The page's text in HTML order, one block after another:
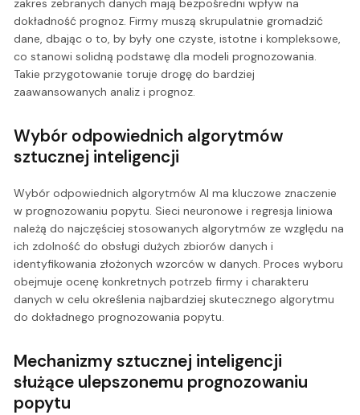
zakres zebranych danych mają bezpośredni wpływ na
dokładność prognoz. Firmy muszą skrupulatnie gromadzić
dane, dbając o to, by były one czyste, istotne i kompleksowe,
co stanowi solidną podstawę dla modeli prognozowania.
Takie przygotowanie toruje drogę do bardziej
zaawansowanych analiz i prognoz.
Wybór odpowiednich algorytmów
sztucznej inteligencji
Wybór odpowiednich algorytmów AI ma kluczowe znaczenie
w prognozowaniu popytu. Sieci neuronowe i regresja liniowa
należą do najczęściej stosowanych algorytmów ze względu na
ich zdolność do obsługi dużych zbiorów danych i
identyfikowania złożonych wzorców w danych. Proces wyboru
obejmuje ocenę konkretnych potrzeb firmy i charakteru
danych w celu określenia najbardziej skutecznego algorytmu
do dokładnego prognozowania popytu.
Mechanizmy sztucznej inteligencji
służące ulepszonemu prognozowaniu
popytu